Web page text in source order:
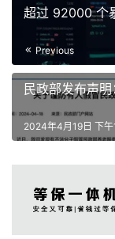
超过 92000 个
Previous
民政部发布声
2024年4月19日 下午